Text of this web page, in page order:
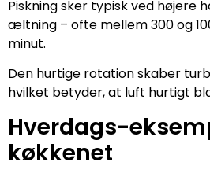
Piskning sker typisk ved højere
æltning – ofte mellem 300 og
minut.
Den hurtige rotation skaber
hvilket betyder, at luft hurtigt
Hverdags-
køkkenet